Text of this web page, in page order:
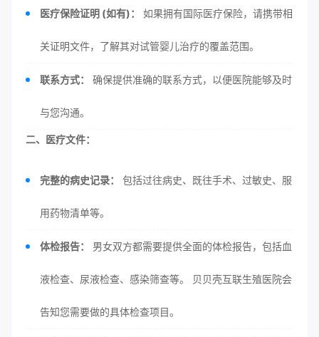
医疗保险证明 (如有)： 如果拥有国际医疗保险，请携带相
关证明文件，了解其对试管婴儿治疗的覆盖范围。
联系方式： 确保提供准确的联系方式，以便医院能够及时
与您沟通。
二、医疗文件：
完整的病史记录： 包括过往病史、既往手术、过敏史、服
用药物清单等。
体检报告： 男女双方都需要提供全面的体检报告，包括血
液检查、尿液检查、感染筛查等。 贝贝壳互联生殖医院会
告知您需要做的具体检查项目。